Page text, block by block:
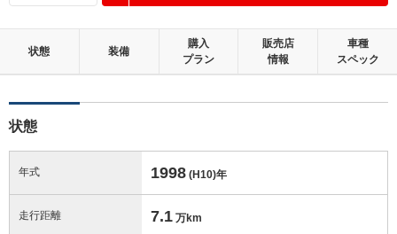
状態 装備
購入
プラン
販売店
情報
車種
スペック
状態
年式 1998 (H10)年
走行距離 7.1 万km